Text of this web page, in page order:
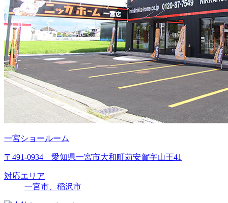
一宮ショールーム
〒491-0934 愛知県一宮市大和町苅安賀字山王41
対応エリア
一宮市、稲沢市